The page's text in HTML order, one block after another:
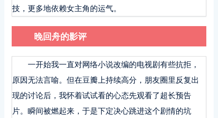
技，更多地依赖女主角的运气。
晚回舟的影评
一开始我一直对网络小说改编的电视剧有些抗拒，
原因无法言喻。但在豆瓣上持续高分，朋友圈里反复出
现的讨论后，我怀着试试看的心态先观看了超长预告
片。瞬间被燃起来，于是下定决心跳进这个剧情的坑